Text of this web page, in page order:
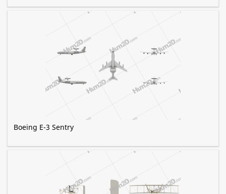
Boeing E-3 Sentry